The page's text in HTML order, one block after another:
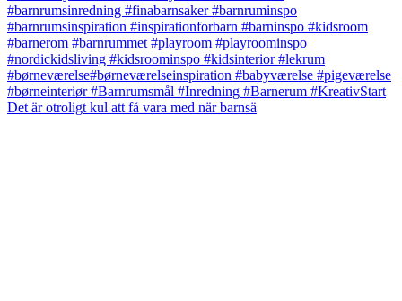
Det är otroligt kul att få vara med när barnsä